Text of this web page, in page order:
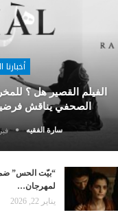
أخبارنا
الفيلم القصير هل ؟
الصحفي يناقش
سارة الفقيه
لمهرجان…
يناير 22, 2026